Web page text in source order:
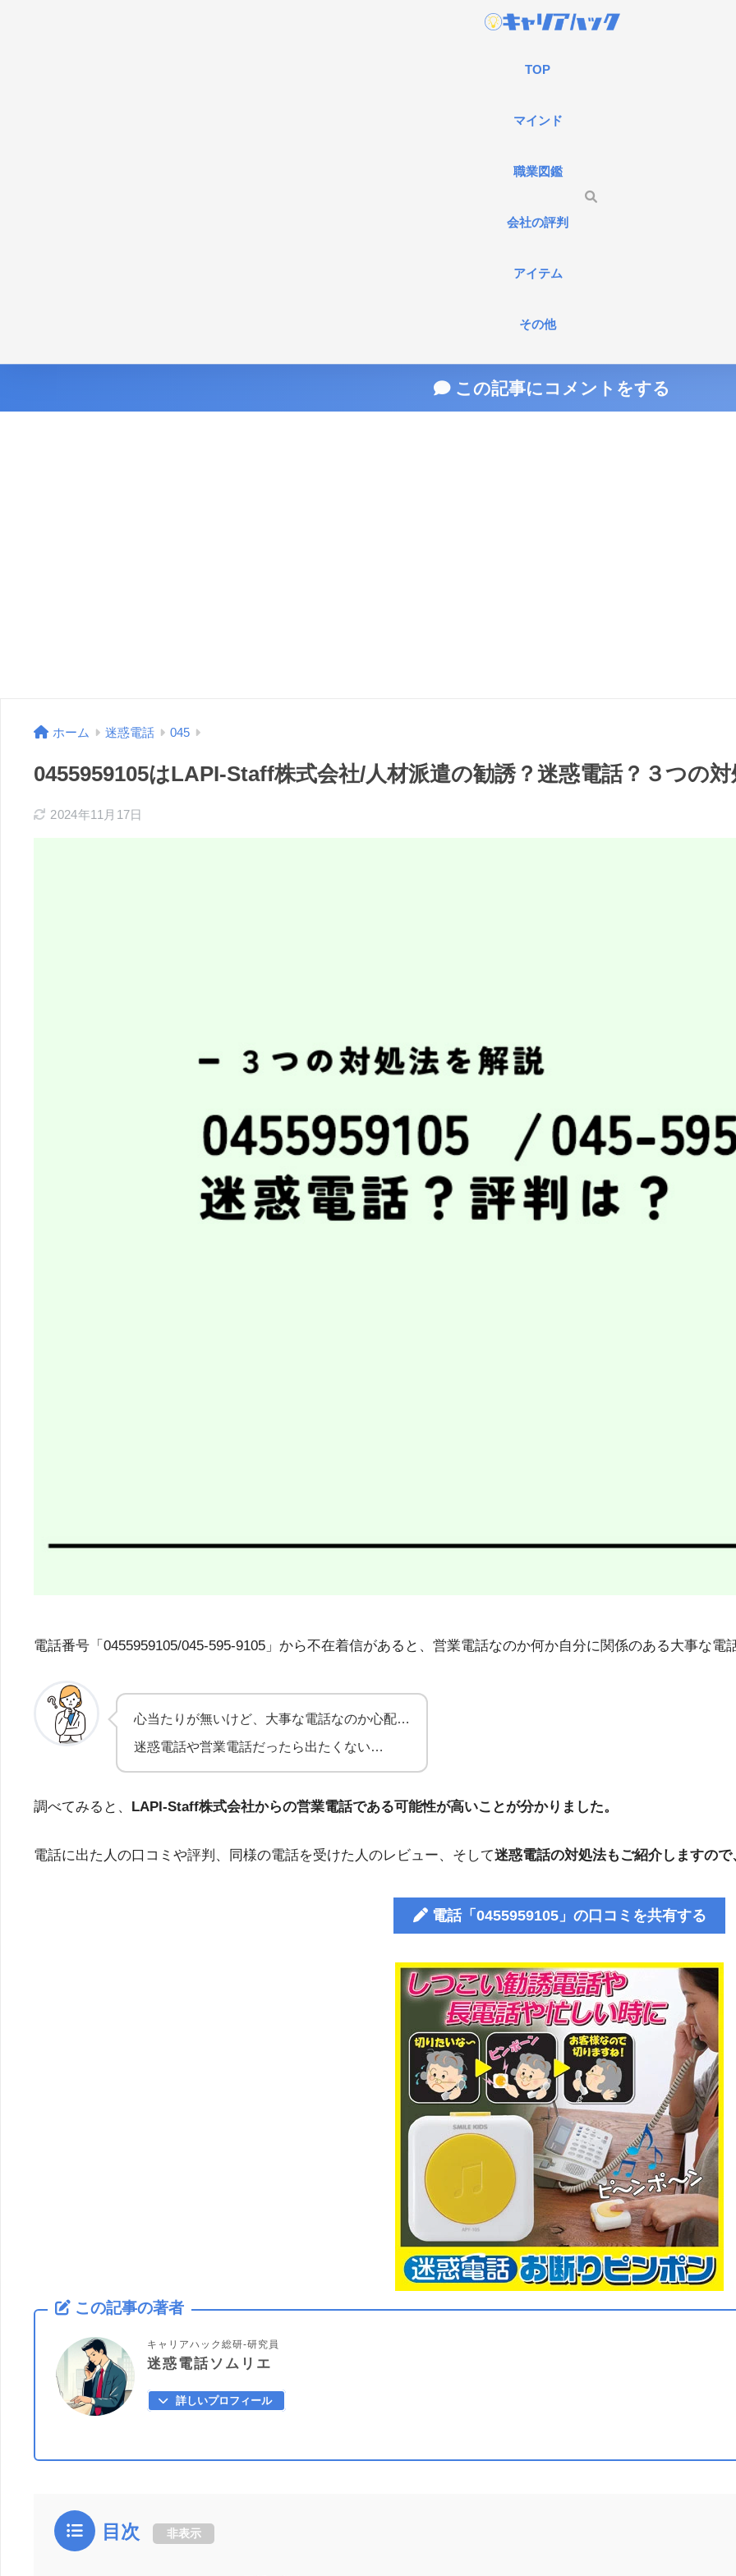
TOP
マインド
職業図鑑
会社の評判
アイテム
その他
この記事にコメントをする
ホーム 迷惑電話 045
0455959105はLAPI-Staff株式会社/人材派遣の勧誘？迷惑電話？３つの対
2024年11月17日
電話番号「0455959105/045-595-9105」から不在着信があると、営業電話なのか何か自分に関係のある大事な
心当たりが無いけど、大事な電話なのか心配…
迷惑電話や営業電話だったら出たくない…
調べてみると、 LAPI-Staff株式会社からの営業電話である可能性が高いことが分かりました。
電話に出た人の口コミや評判、同様の電話を受けた人のレビュー、そして迷惑電話の対処法もご紹介しますの
電話「0455959105」の口コミを共有する
この記事の著者
キャリアハック総研-研究員
迷惑電話ソムリエ
詳しいプロフィール
目次 非表示